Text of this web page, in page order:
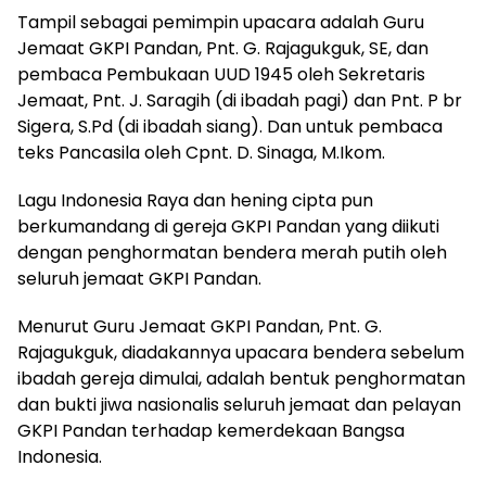
Tampil sebagai pemimpin upacara adalah Guru
Jemaat GKPI Pandan, Pnt. G. Rajagukguk, SE, dan
pembaca Pembukaan UUD 1945 oleh Sekretaris
Jemaat, Pnt. J. Saragih (di ibadah pagi) dan Pnt. P br
Sigera, S.Pd (di ibadah siang). Dan untuk pembaca
teks Pancasila oleh Cpnt. D. Sinaga, M.Ikom.
Lagu Indonesia Raya dan hening cipta pun
berkumandang di gereja GKPI Pandan yang diikuti
dengan penghormatan bendera merah putih oleh
seluruh jemaat GKPI Pandan.
Menurut Guru Jemaat GKPI Pandan, Pnt. G.
Rajagukguk, diadakannya upacara bendera sebelum
ibadah gereja dimulai, adalah bentuk penghormatan
dan bukti jiwa nasionalis seluruh jemaat dan pelayan
GKPI Pandan terhadap kemerdekaan Bangsa
Indonesia.